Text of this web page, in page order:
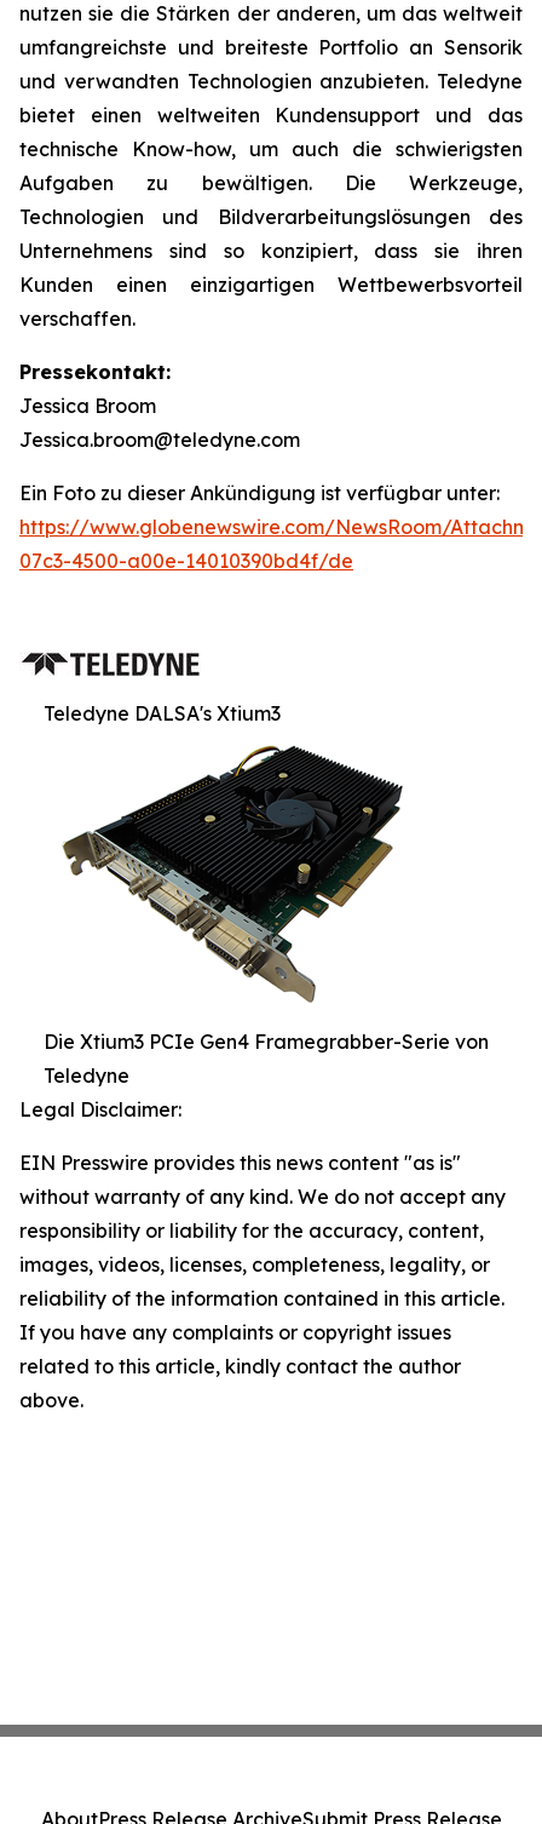
nutzen sie die Stärken der anderen, um das weltweit
umfangreichste und breiteste Portfolio an Sensorik
und verwandten Technologien anzubieten. Teledyne
bietet einen weltweiten Kundensupport und das
technische Know-how, um auch die schwierigsten
Aufgaben zu bewältigen. Die Werkzeuge,
Technologien und Bildverarbeitungslösungen des
Unternehmens sind so konzipiert, dass sie ihren
Kunden einen einzigartigen Wettbewerbsvorteil
verschaffen.
Pressekontakt:
Jessica Broom
Jessica.broom@teledyne.com
Ein Foto zu dieser Ankündigung ist verfügbar unter:
https://www.globenewswire.com/NewsRoom/
07c3-4500-a00e-14010390bd4f/de
Teledyne DALSA's Xtium3
Die Xtium3 PCIe Gen4 Framegrabber-Serie von
Teledyne
Legal Disclaimer:
EIN Presswire provides this news content "as is"
without warranty of any kind. We do not accept any
responsibility or liability for the accuracy, content,
images, videos, licenses, completeness, legality, or
reliability of the information contained in this article.
If you have any complaints or copyright issues
related to this article, kindly contact the author
above.
AboutPress Release ArchiveSubmit Press Release